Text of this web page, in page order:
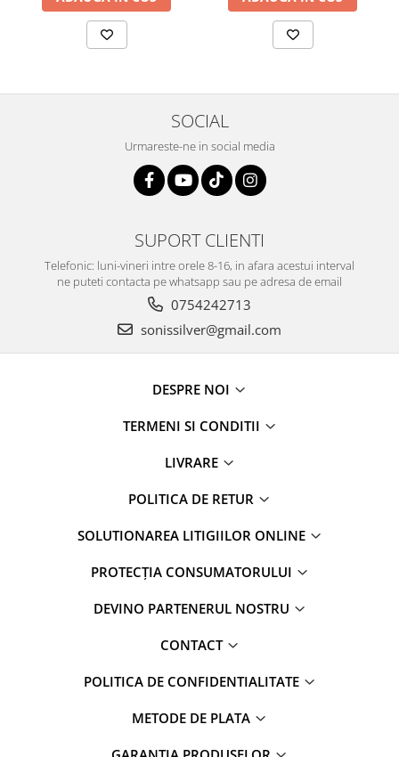
SOCIAL
Urmareste-ne in social media
SUPORT CLIENTI
Telefonic: luni-vineri intre orele 8-16, in afara acestui interval
ne puteti contacta pe whatsapp sau pe adresa de email
0754242713
sonissilver@gmail.com
DESPRE NOI
TERMENI SI CONDITII
LIVRARE
POLITICA DE RETUR
SOLUTIONAREA LITIGIILOR ONLINE
PROTECȚIA CONSUMATORULUI
DEVINO PARTENERUL NOSTRU
CONTACT
POLITICA DE CONFIDENTIALITATE
METODE DE PLATA